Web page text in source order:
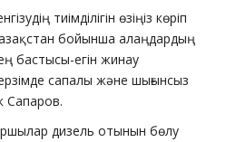
тиімділігін өзіңіз көріп
бойынша алаңдардың
бастысы-егін жинау
сапалы және шығынсыз
Сапаров.
дизель отынын бөлу